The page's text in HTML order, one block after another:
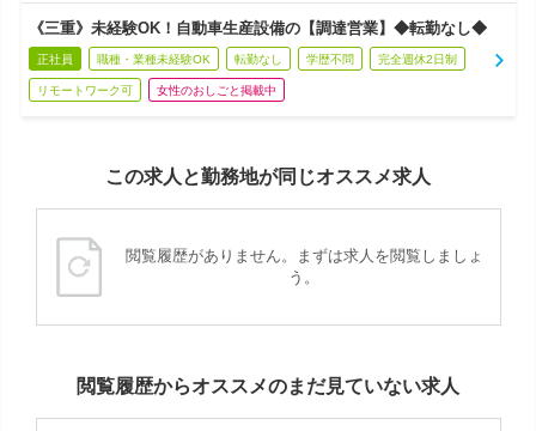
《三重》未経験OK！自動車生産設備の【調達営業】◆転勤なし◆
正社員 職種・業種未経験OK 転勤なし 学歴不問 完全週休2日制
リモートワーク可 女性のおしごと掲載中
この求人と勤務地が同じオススメ求人
閲覧履歴がありません。まずは求人を閲覧しましょ
う。
閲覧履歴からオススメのまだ見ていない求人